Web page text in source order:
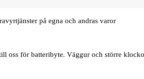
på egna och andras varor
oss för batteribyte. Väggur och större